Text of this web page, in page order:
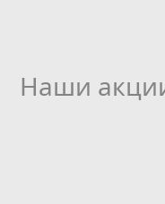
Наши